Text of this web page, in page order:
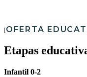
OFERTA
Etapas
Infantil 0-2